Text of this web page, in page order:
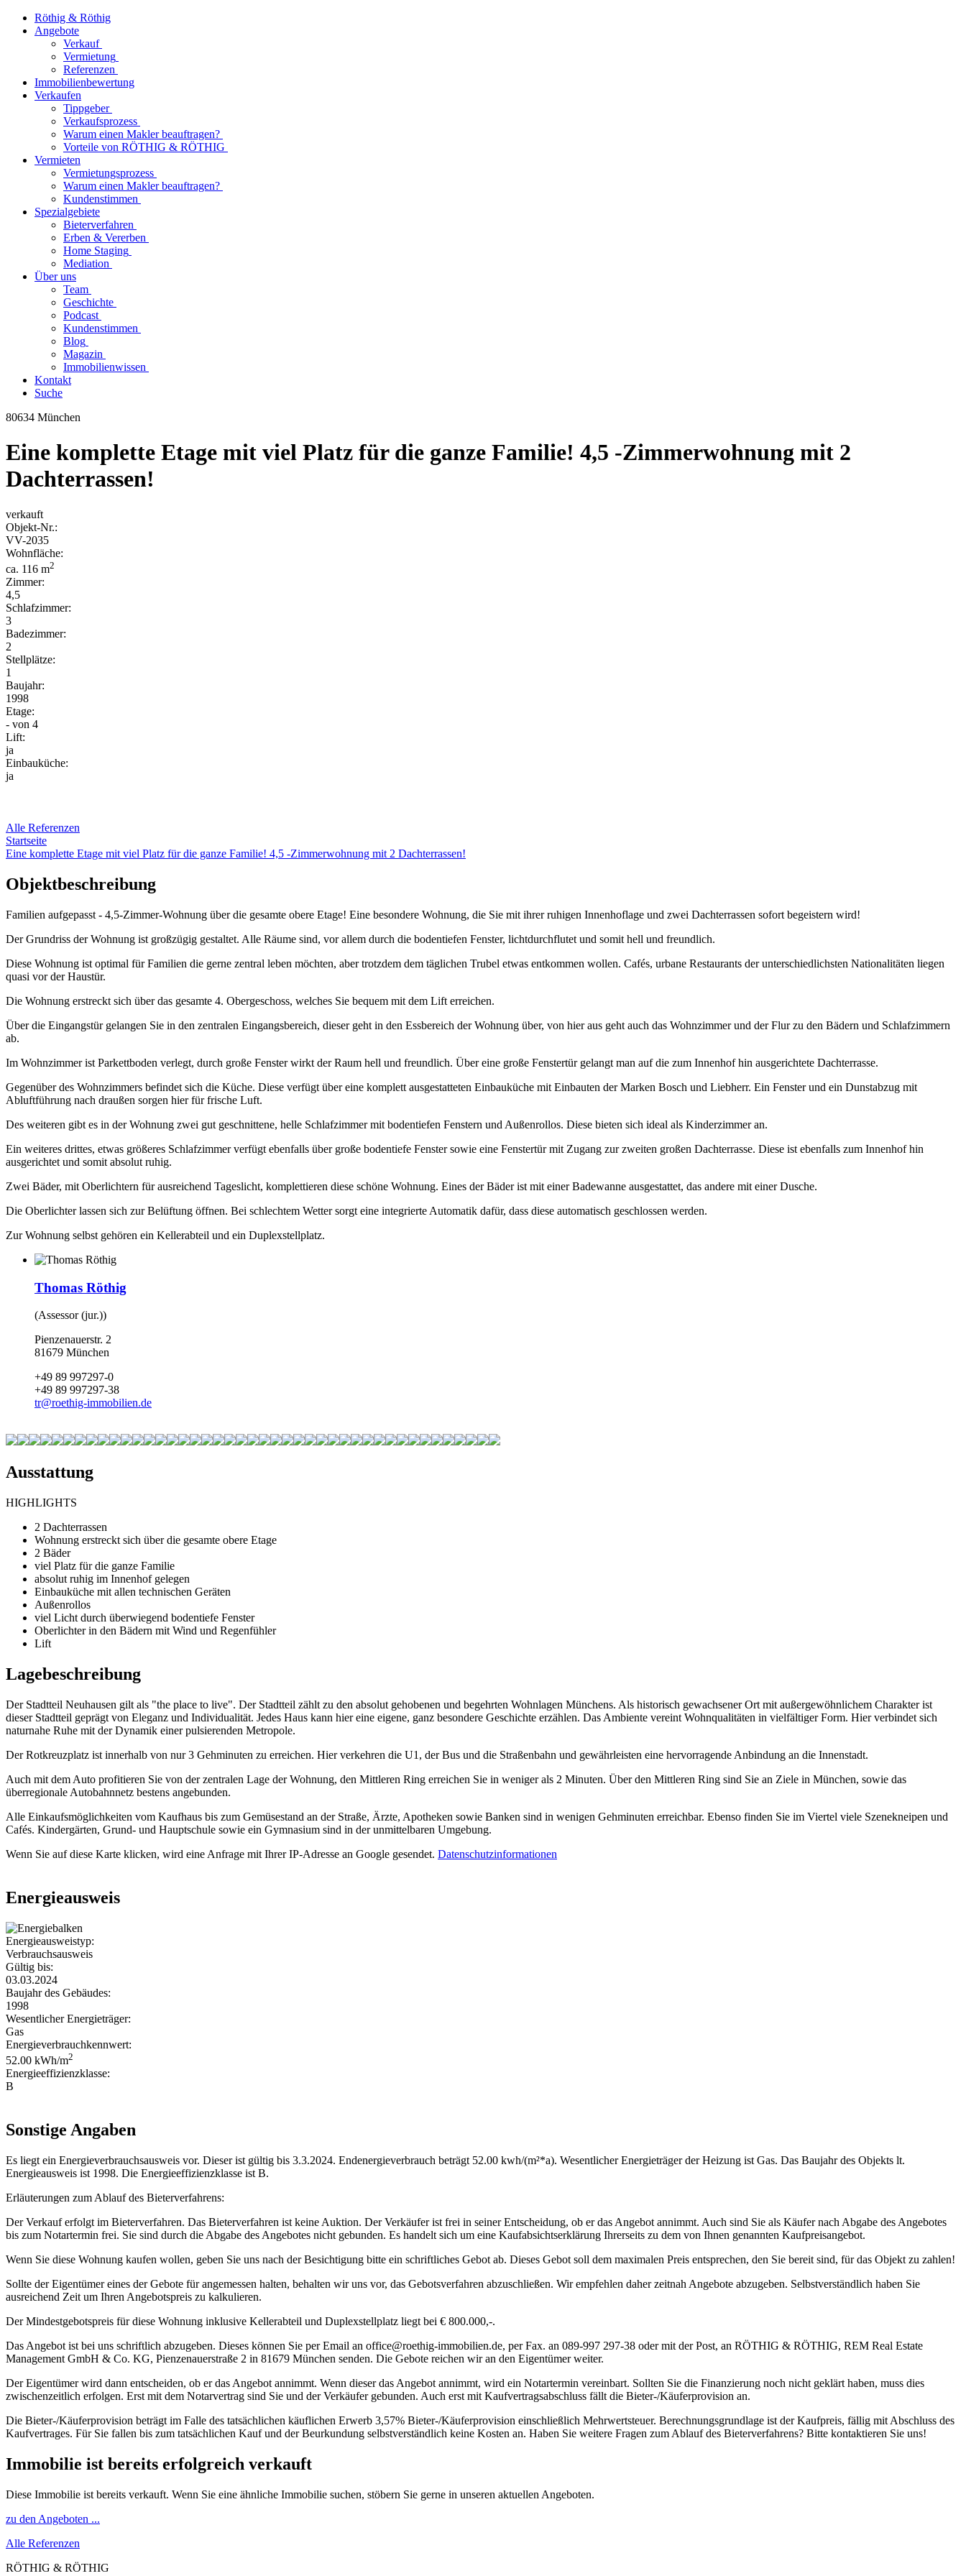
Röthig & Röthig
Angebote
Verkauf
Vermietung
Referenzen
Immobilienbewertung
Verkaufen
Tippgeber
Verkaufsprozess
Warum einen Makler beauftragen?
Vorteile von RÖTHIG & RÖTHIG
Vermieten
Vermietungsprozess
Warum einen Makler beauftragen?
Kundenstimmen
Spezialgebiete
Bieterverfahren
Erben & Vererben
Home Staging
Mediation
Über uns
Team
Geschichte
Podcast
Kundenstimmen
Blog
Magazin
Immobilienwissen
Kontakt
Suche
80634 München
Eine komplette Etage mit viel Platz für die ganze Familie! 4,5 -Zimmerwohnung mit 2
Dachterrassen!
verkauft
Objekt-Nr.:
VV-2035
Wohnfläche:
ca. 116 m2
Zimmer:
4,5
Schlafzimmer:
3
Badezimmer:
2
Stellplätze:
1
Baujahr:
1998
Etage:
- von 4
Lift:
ja
Einbauküche:
ja
Alle Referenzen
Startseite
Eine komplette Etage mit viel Platz für die ganze Familie! 4,5 -Zimmerwohnung mit 2 Dachterrassen!
Objektbeschreibung
Familien aufgepasst - 4,5-Zimmer-Wohnung über die gesamte obere Etage! Eine besondere Wohnung, die Sie mit ihrer ruhigen Innenhoflage und zwei Dachterrassen sofort begeistern wird!
Der Grundriss der Wohnung ist großzügig gestaltet. Alle Räume sind, vor allem durch die bodentiefen Fenster, lichtdurchflutet und somit hell und freundlich.
Diese Wohnung ist optimal für Familien die gerne zentral leben möchten, aber trotzdem dem täglichen Trubel etwas entkommen wollen. Cafés, urbane Restaurants der unterschiedlichsten Nationalitäten liegen
quasi vor der Haustür.
Die Wohnung erstreckt sich über das gesamte 4. Obergeschoss, welches Sie bequem mit dem Lift erreichen.
Über die Eingangstür gelangen Sie in den zentralen Eingangsbereich, dieser geht in den Essbereich der Wohnung über, von hier aus geht auch das Wohnzimmer und der Flur zu den Bädern und Schlafzimmern
ab.
Im Wohnzimmer ist Parkettboden verlegt, durch große Fenster wirkt der Raum hell und freundlich. Über eine große Fenstertür gelangt man auf die zum Innenhof hin ausgerichtete Dachterrasse.
Gegenüber des Wohnzimmers befindet sich die Küche. Diese verfügt über eine komplett ausgestatteten Einbauküche mit Einbauten der Marken Bosch und Liebherr. Ein Fenster und ein Dunstabzug mit
Abluftführung nach draußen sorgen hier für frische Luft.
Des weiteren gibt es in der Wohnung zwei gut geschnittene, helle Schlafzimmer mit bodentiefen Fenstern und Außenrollos. Diese bieten sich ideal als Kinderzimmer an.
Ein weiteres drittes, etwas größeres Schlafzimmer verfügt ebenfalls über große bodentiefe Fenster sowie eine Fenstertür mit Zugang zur zweiten großen Dachterrasse. Diese ist ebenfalls zum Innenhof hin
ausgerichtet und somit absolut ruhig.
Zwei Bäder, mit Oberlichtern für ausreichend Tageslicht, komplettieren diese schöne Wohnung. Eines der Bäder ist mit einer Badewanne ausgestattet, das andere mit einer Dusche.
Die Oberlichter lassen sich zur Belüftung öffnen. Bei schlechtem Wetter sorgt eine integrierte Automatik dafür, dass diese automatisch geschlossen werden.
Zur Wohnung selbst gehören ein Kellerabteil und ein Duplexstellplatz.
Thomas Röthig
(Assessor (jur.))
Pienzenauerstr. 2
81679 München
+49 89 997297-0
+49 89 997297-38
tr@roethig-immobilien.de
Ausstattung
HIGHLIGHTS
2 Dachterrassen
Wohnung erstreckt sich über die gesamte obere Etage
2 Bäder
viel Platz für die ganze Familie
absolut ruhig im Innenhof gelegen
Einbauküche mit allen technischen Geräten
Außenrollos
viel Licht durch überwiegend bodentiefe Fenster
Oberlichter in den Bädern mit Wind und Regenfühler
Lift
Lagebeschreibung
Der Stadtteil Neuhausen gilt als "the place to live". Der Stadtteil zählt zu den absolut gehobenen und begehrten Wohnlagen Münchens. Als historisch gewachsener Ort mit außergewöhnlichem Charakter ist
dieser Stadtteil geprägt von Eleganz und Individualität. Jedes Haus kann hier eine eigene, ganz besondere Geschichte erzählen. Das Ambiente vereint Wohnqualitäten in vielfältiger Form. Hier verbindet sich
naturnahe Ruhe mit der Dynamik einer pulsierenden Metropole.
Der Rotkreuzplatz ist innerhalb von nur 3 Gehminuten zu erreichen. Hier verkehren die U1, der Bus und die Straßenbahn und gewährleisten eine hervorragende Anbindung an die Innenstadt.
Auch mit dem Auto profitieren Sie von der zentralen Lage der Wohnung, den Mittleren Ring erreichen Sie in weniger als 2 Minuten. Über den Mittleren Ring sind Sie an Ziele in München, sowie das
überregionale Autobahnnetz bestens angebunden.
Alle Einkaufsmöglichkeiten vom Kaufhaus bis zum Gemüsestand an der Straße, Ärzte, Apotheken sowie Banken sind in wenigen Gehminuten erreichbar. Ebenso finden Sie im Viertel viele Szenekneipen und
Cafés. Kindergärten, Grund- und Hauptschule sowie ein Gymnasium sind in der unmittelbaren Umgebung.
Wenn Sie auf diese Karte klicken, wird eine Anfrage mit Ihrer IP-Adresse an Google gesendet. Datenschutzinformationen
Energieausweis
Energieausweistyp:
Verbrauchsausweis
Gültig bis:
03.03.2024
Baujahr des Gebäudes:
1998
Wesentlicher Energieträger:
Gas
Energieverbrauchkennwert:
52.00 kWh/m2
Energieeffizienzklasse:
B
Sonstige Angaben
Es liegt ein Energieverbrauchsausweis vor. Dieser ist gültig bis 3.3.2024. Endenergieverbrauch beträgt 52.00 kwh/(m²*a). Wesentlicher Energieträger der Heizung ist Gas. Das Baujahr des Objekts lt.
Energieausweis ist 1998. Die Energieeffizienzklasse ist B.
Erläuterungen zum Ablauf des Bieterverfahrens:
Der Verkauf erfolgt im Bieterverfahren. Das Bieterverfahren ist keine Auktion. Der Verkäufer ist frei in seiner Entscheidung, ob er das Angebot annimmt. Auch sind Sie als Käufer nach Abgabe des Angebotes
bis zum Notartermin frei. Sie sind durch die Abgabe des Angebotes nicht gebunden. Es handelt sich um eine Kaufabsichtserklärung Ihrerseits zu dem von Ihnen genannten Kaufpreisangebot.
Wenn Sie diese Wohnung kaufen wollen, geben Sie uns nach der Besichtigung bitte ein schriftliches Gebot ab. Dieses Gebot soll dem maximalen Preis entsprechen, den Sie bereit sind, für das Objekt zu zahlen!
Sollte der Eigentümer eines der Gebote für angemessen halten, behalten wir uns vor, das Gebotsverfahren abzuschließen. Wir empfehlen daher zeitnah Angebote abzugeben. Selbstverständlich haben Sie
ausreichend Zeit um Ihren Angebotspreis zu kalkulieren.
Der Mindestgebotspreis für diese Wohnung inklusive Kellerabteil und Duplexstellplatz liegt bei € 800.000,-.
Das Angebot ist bei uns schriftlich abzugeben. Dieses können Sie per Email an office@roethig-immobilien.de, per Fax. an 089-997 297-38 oder mit der Post, an RÖTHIG & RÖTHIG, REM Real Estate
Management GmbH & Co. KG, Pienzenauerstraße 2 in 81679 München senden. Die Gebote reichen wir an den Eigentümer weiter.
Der Eigentümer wird dann entscheiden, ob er das Angebot annimmt. Wenn dieser das Angebot annimmt, wird ein Notartermin vereinbart. Sollten Sie die Finanzierung noch nicht geklärt haben, muss dies
zwischenzeitlich erfolgen. Erst mit dem Notarvertrag sind Sie und der Verkäufer gebunden. Auch erst mit Kaufvertragsabschluss fällt die Bieter-/Käuferprovision an.
Die Bieter-/Käuferprovision beträgt im Falle des tatsächlichen käuflichen Erwerb 3,57% Bieter-/Käuferprovision einschließlich Mehrwertsteuer. Berechnungsgrundlage ist der Kaufpreis, fällig mit Abschluss des
Kaufvertrages. Für Sie fallen bis zum tatsächlichen Kauf und der Beurkundung selbstverständlich keine Kosten an. Haben Sie weitere Fragen zum Ablauf des Bieterverfahrens? Bitte kontaktieren Sie uns!
Immobilie ist bereits erfolgreich verkauft
Diese Immobilie ist bereits verkauft. Wenn Sie eine ähnliche Immobilie suchen, stöbern Sie gerne in unseren aktuellen Angeboten.
zu den Angeboten ...
Alle Referenzen
RÖTHIG & RÖTHIG